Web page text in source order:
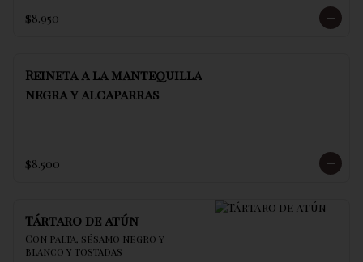
$8.950
Reineta a la mantequilla
negra y alcaparras
$8.500
Tártaro de atún
Con palta, sésamo negro y
blanco y tostadas